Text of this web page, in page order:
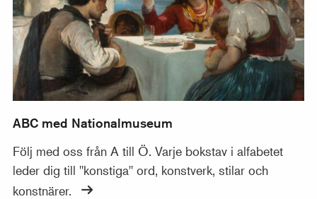
ABC med Nationalmuseum
Följ med oss från A till Ö. Varje bokstav i alfabetet
leder dig till "konstiga" ord, konstverk, stilar och
konstnärer.